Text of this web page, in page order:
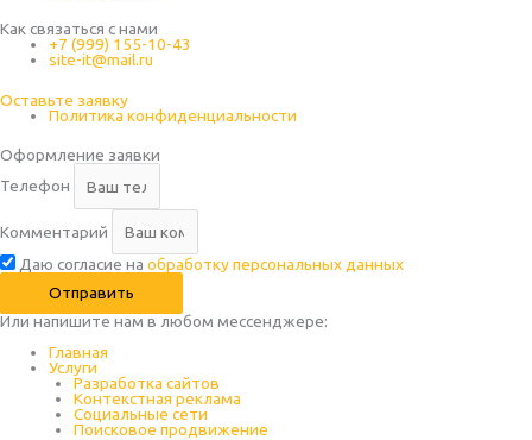
Как связаться с нами
+7 (999) 155-10-43
site-it@mail.ru
Оставьте заявку
Политика конфиденциальности
Оформление заявки
Телефон
Комментарий
Даю согласие на обработку персональных данных
Отправить
Или напишите нам в любом месcенджере:
Главная
Услуги
Разработка сайтов
Контекстная реклама
Социальные сети
Поисковое продвижение